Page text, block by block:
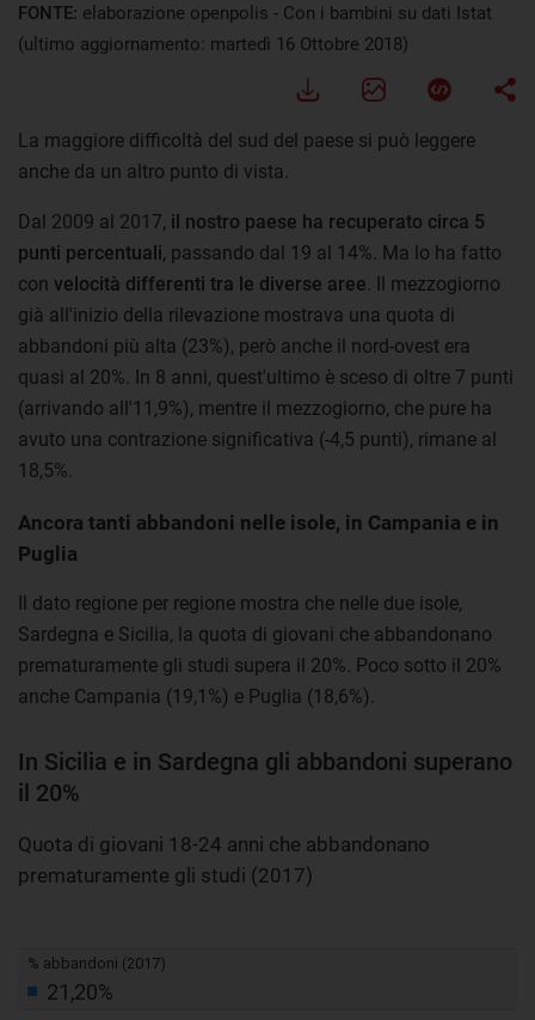
FONTE: elaborazione openpolis - Con i bambini su dati Istat
(ultimo aggiornamento: martedì 16 Ottobre 2018)
La maggiore difficoltà del sud del paese si può leggere
anche da un altro punto di vista.
Dal 2009 al 2017, il nostro paese ha recuperato circa 5
punti percentuali, passando dal 19 al 14%. Ma lo ha fatto
con velocità differenti tra le diverse aree . Il mezzogiorno
già all'inizio della rilevazione mostrava una quota di
abbandoni più alta (23%), però anche il nord-ovest era
quasi al 20%. In 8 anni, quest'ultimo è sceso di oltre 7 punti
(arrivando all'11,9%), mentre il mezzogiorno, che pure ha
avuto una contrazione significativa (-4,5 punti), rimane al
18,5%.
Ancora tanti abbandoni nelle isole, in Campania e in
Puglia
Il dato regione per regione mostra che nelle due isole,
Sardegna e Sicilia, la quota di giovani che abbandonano
prematuramente gli studi supera il 20%. Poco sotto il 20%
anche Campania (19,1%) e Puglia (18,6%).
In Sicilia e in Sardegna gli abbandoni superano
il 20%
Quota di giovani 18-24 anni che abbandonano
prematuramente gli studi (2017)